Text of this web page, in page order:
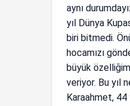
aynı
yıl Dünya
biri bitmedi.
hocamızı
büyük
veriyor. Bu yıl
Karaahmet,